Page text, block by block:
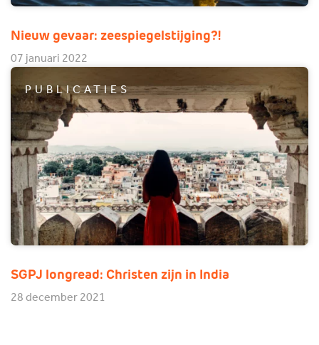
Nieuw gevaar: zeespiegelstijging?!
07 januari 2022
PUBLICATIES
SGPJ longread: Christen zijn in India
28 december 2021